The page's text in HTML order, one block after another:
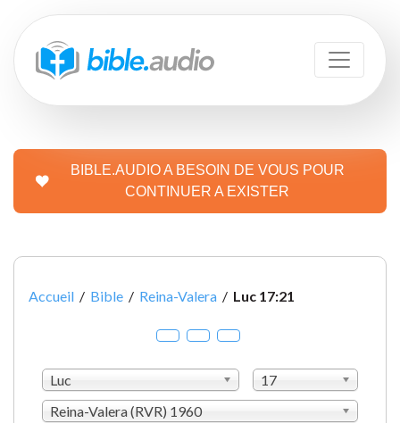
BIBLE.AUDIO A BESOIN DE VOUS POUR
CONTINUER A EXISTER
Accueil / Bible / Reina-Valera / Luc 17:21
Luc
17
Reina-Valera (RVR) 1960